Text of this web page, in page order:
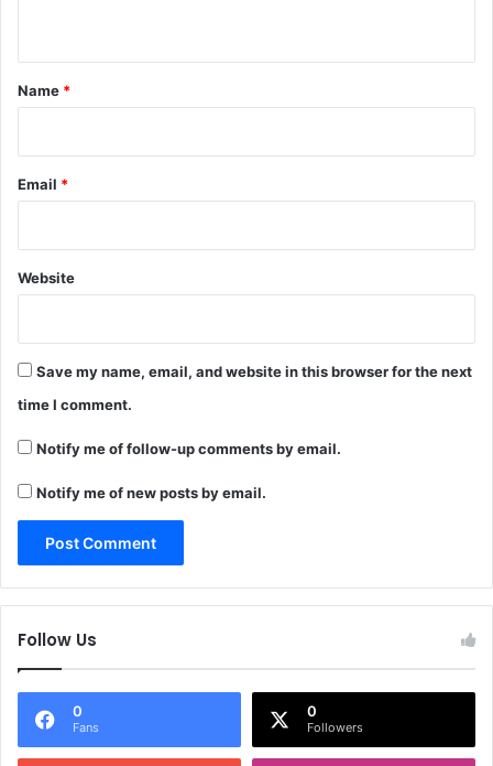
*
Name *
Email *
Website
Save my name, email, and website in this browser for the next
time I comment.
Notify me of follow-up comments by email.
Notify me of new posts by email.
Follow Us
0
Fans
0
Followers